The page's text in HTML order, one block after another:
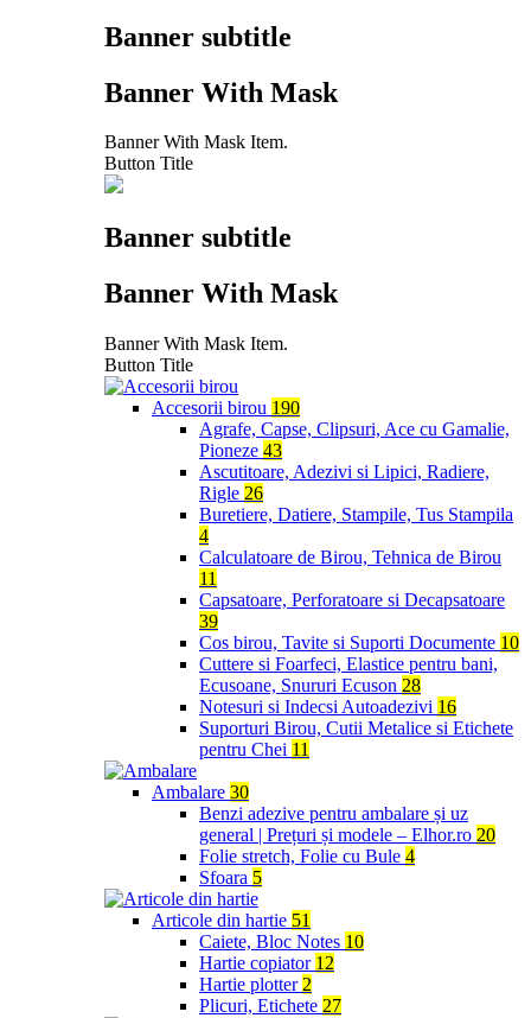
Banner subtitle
Banner With Mask
Banner With Mask Item.
Button Title
Banner subtitle
Banner With Mask
Banner With Mask Item.
Button Title
Accesorii birou 190
Agrafe, Capse, Clipsuri, Ace cu Gamalie,
Pioneze 43
Ascutitoare, Adezivi si Lipici, Radiere,
Rigle 26
Buretiere, Datiere, Stampile, Tus Stampila
4
Calculatoare de Birou, Tehnica de Birou
11
Capsatoare, Perforatoare si Decapsatoare
39
Cos birou, Tavite si Suporti Documente 10
Cuttere si Foarfeci, Elastice pentru bani,
Ecusoane, Snururi Ecuson 28
Notesuri si Indecsi Autoadezivi 16
Suporturi Birou, Cutii Metalice si Etichete
pentru Chei 11
Ambalare 30
Benzi adezive pentru ambalare și uz
general | Prețuri și modele – Elhor.ro 20
Folie stretch, Folie cu Bule 4
Sfoara 5
Articole din hartie 51
Caiete, Bloc Notes 10
Hartie copiator 12
Hartie plotter 2
Plicuri, Etichete 27